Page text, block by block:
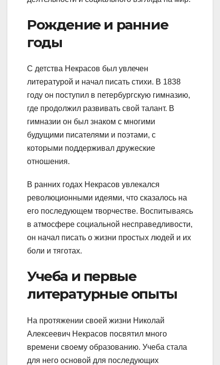
Рождение и ранние
годы
С детства Некрасов был увлечен
литературой и начал писать стихи. В 1838
году он поступил в петербургскую гимназию,
где продолжил развивать свой талант. В
гимназии он был знаком с многими
будущими писателями и поэтами, с
которыми поддерживал дружеские
отношения.
В ранних годах Некрасов увлекался
революционными идеями, что сказалось на
его последующем творчестве. Воспитываясь
в атмосфере социальной несправедливости,
он начал писать о жизни простых людей и их
боли и тяготах.
Учеба и первые
литературные опыты
На протяжении своей жизни Николай
Алексеевич Некрасов посвятил много
времени своему образованию. Учеба стала
для него основой для последующих